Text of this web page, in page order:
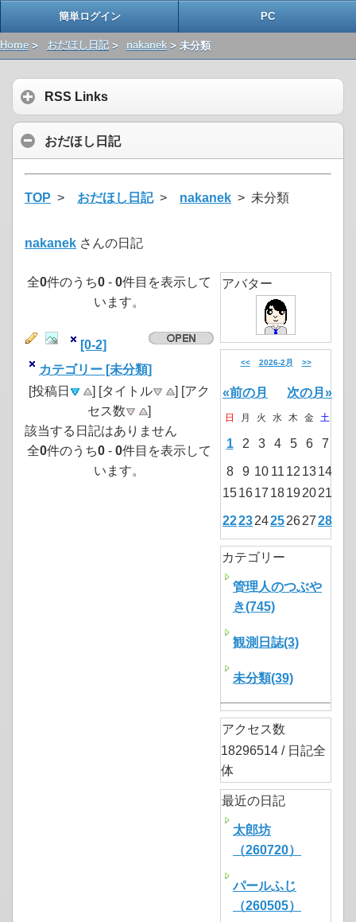
簡単ログイン PC
Home > おだほし日記> nakanek > 未分類
RSS Links
おだほし日記
TOP > おだほし日記> nakanek > 未分類
nakanek さんの日記
全0件のうち0 - 0件目を表示して
います。
[0-2]
カテゴリー [未分類]
[投稿日
] [タイトル
] [アク
セス数
]
該当する日記はありません
全0件のうち0 - 0件目を表示して
います。
アバター
<< 2026-2月 >>
«前の月 次の月»
日 月 火 水 木 金 土
1 2 3 4 5 6 7
8 9 10 11 12 1314
151617 18192021
22232425262728
カテゴリー
管理人のつぶや
き(745)
観測日誌(3)
未分類(39)
アクセス数
18296514 / 日記全
体
最近の日記
太郎坊
（260720）
パールふじ
（260505）